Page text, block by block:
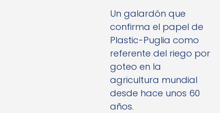
Un galardón que
confirma el papel de
Plastic-Puglia como
referente del riego por
goteo en la
agricultura mundial
desde hace unos 60
años.